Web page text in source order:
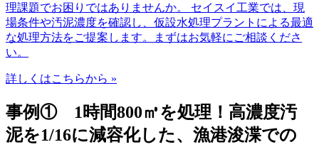
理課題でお困りではありませんか。 セイスイ工業では、現
場条件や汚泥濃度を確認し、仮設水処理プラントによる最適
な処理方法をご提案します。まずはお気軽にご相談くださ
い。
詳しくはこちらから »
事例① 1時間800㎥を処理！高濃度汚
泥を1/16に減容化した、漁港浚渫での